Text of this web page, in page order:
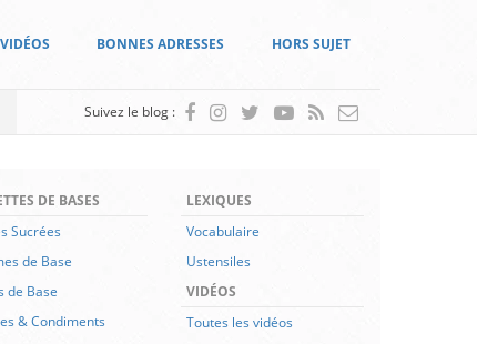
VIDÉOS BONNES ADRESSES HORS SUJET
Suivez le blog :
DE BASES
Sucrées
de Base
de Base
& Condiments
LEXIQUES
Vocabulaire
Ustensiles
VIDÉOS
Toutes les vidéos